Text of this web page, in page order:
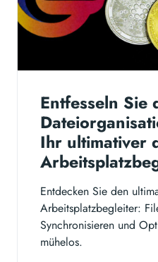
Entfesseln Sie
Ihr ultimativer
Entdecken Sie den
Arbeitsplatzbegleiter:
Synchronisieren und
mühelos.